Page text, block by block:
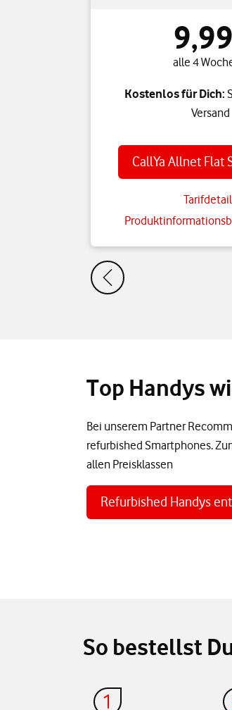
9,99
alle 4
Kostenlos für Dich:
Versand
CallYa Allnet Flat
Top Handys
Bei unserem Partner
refurbished Smartphones.
allen Preisklassen
Refurbished Handys
So bestellst